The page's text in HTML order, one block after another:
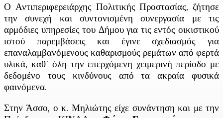
Ο Αντιπεριφερειάρχης Πολιτικής Προστασίας, ζήτησε
την συνεχή και συντονισμένη συνεργασία με τις
αρμόδιες υπηρεσίες του Δήμου για τις εντός οικιστικού
ιστού παρεμβάσεις και έγινε σχεδιασμός για
επαναλαμβανόμενους καθαρισμούς ρεμάτων από φερτά
υλικά, καθ΄ όλη την επερχόμενη χειμερινή περίοδο με
δεδομένο τους κινδύνους από τα ακραία φυσικά
φαινόμενα.
Στην Άσσο, ο κ. Μηλιώτης είχε συνάντηση και με την